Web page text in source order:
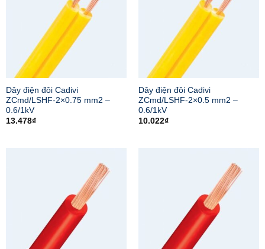
Dây điện đôi Cadivi
ZCmd/LSHF-2×0.75 mm2 –
0.6/1kV
13.478₫
Dây điện đôi Cadivi
ZCmd/LSHF-2×0.5 mm2 –
0.6/1kV
10.022₫